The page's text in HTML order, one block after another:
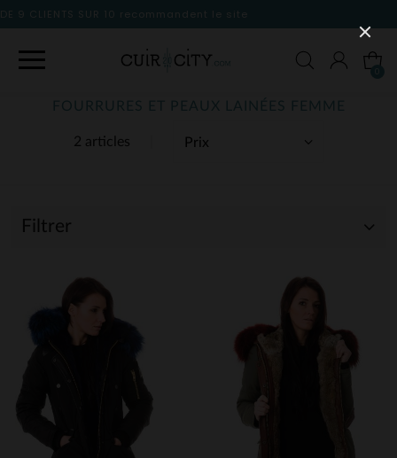
le site
2 articles
FOURRURES ET PEAUX LAINÉES FEMME
Filtrer
(2)